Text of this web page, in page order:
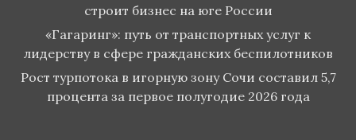
строит бизнес на юге России
«Гагаринг»: путь от транспортных услуг к
лидерству в сфере гражданских беспилотников
Рост турпотока в игорную зону Сочи составил 5,7
процента за первое полугодие 2026 года